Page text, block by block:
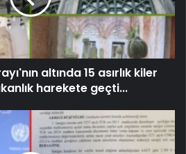
altında 15 asırlık kiler
harekete geçti...